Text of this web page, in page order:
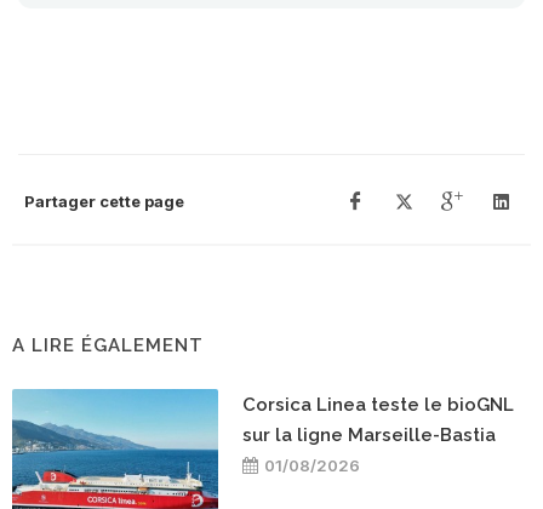
Partager cette page
A LIRE ÉGALEMENT
Corsica Linea teste le bioGNL
sur la ligne Marseille-Bastia
01/08/2026